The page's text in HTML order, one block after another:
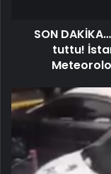
yine
kar
geldi!
SON
tuttu!
Dur
ihtarına
uymayıp
kaçmaya
çalışmıştı:
Uyuşturucuyla